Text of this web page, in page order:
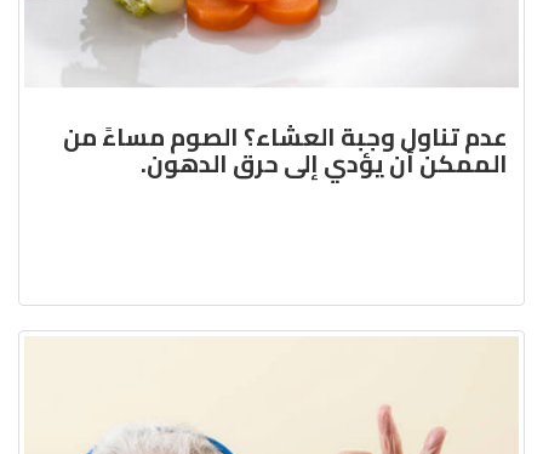
عدم تناول وجبة العشاء؟ الصوم مساءً من
الممكن أن يؤدي إلى حرق الدهون.